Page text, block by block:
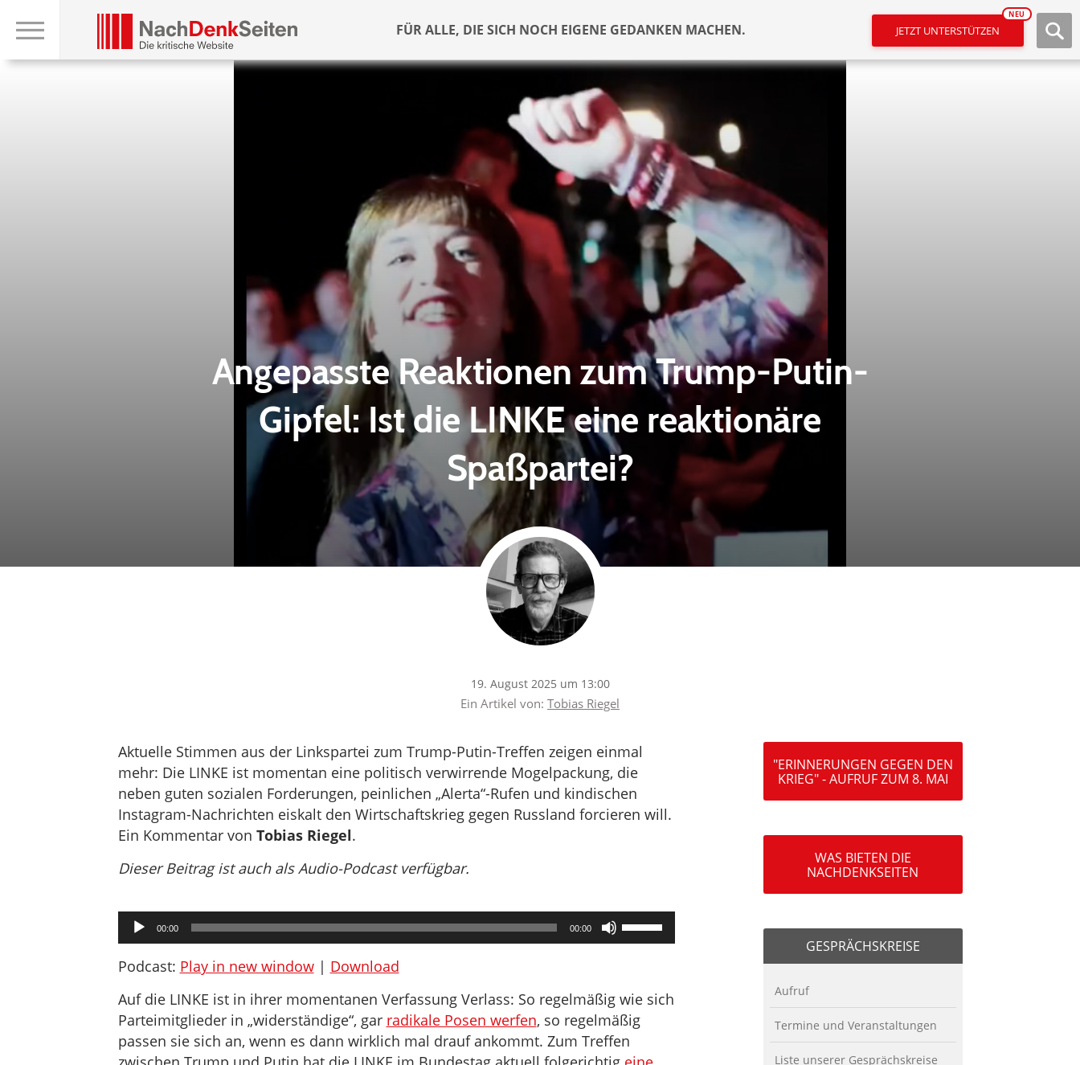
FÜR ALLE, DIE SICH NOCH EIGENE GEDANKEN MACHEN. JETZT UNTERSTÜTZEN
NEU
Angepasste Reaktionen zum Trump-Putin-
Gipfel: Ist die LINKE eine reaktionäre
Spaßpartei?
19. August 2025 um 13:00
Ein Artikel von: Tobias Riegel
Aktuelle Stimmen aus der Linkspartei zum Trump-Putin-Treffen zeigen einmal
mehr: Die LINKE ist momentan eine politisch verwirrende Mogelpackung, die
neben guten sozialen Forderungen, peinlichen „Alerta“-Rufen und kindischen
Instagram-Nachrichten eiskalt den Wirtschaftskrieg gegen Russland forcieren will.
Ein Kommentar von Tobias Riegel.
Dieser Beitrag ist auch als Audio-Podcast verfügbar.
Audio-
Player
00:00 00:00
Pfeiltasten
Hoch/Runter
die
Lautstärke
zu
regeln.
Podcast: Play in new window| Download
Auf die LINKE ist in ihrer momentanen Verfassung Verlass: So regelmäßig wie sich
Parteimitglieder in „widerständige“, gar radikale Posen werfen, so regelmäßig
passen sie sich an, wenn es dann wirklich mal drauf ankommt. Zum Treffen
"ERINNERUNGEN GEGEN DEN
KRIEG" - AUFRUF ZUM 8. MAI
WAS BIETEN DIE
NACHDENKSEITEN
GESPRÄCHSKREISE
Aufruf
Termine und Veranstaltungen
Liste unserer Gesprächskreise